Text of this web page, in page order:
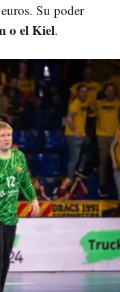
Su poder
o el Kiel.